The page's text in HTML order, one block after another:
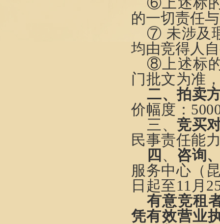
的一切责任
⑦ 未涉及
均由竞得人
⑧上述标
门批文为准
二、拍卖
价幅度： 5
三、竞买
民事责任能
四 、 咨询
服务中心（
日起至11 月
有意竞租
凭有效营业